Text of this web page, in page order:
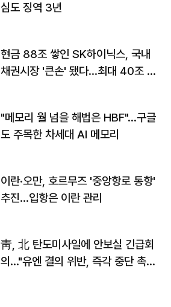
심도 징역 3년
현금 88조 쌓인 SK하이닉스, 국내
채권시장 '큰손' 됐다…최대 40조 투
"메모리 월 넘을 해법은 HBF"…구글
도 주목한 차세대 AI 메모리
이란·오만, 호르무즈 '중앙항로 통항'
추진…입항은 이란 관리
靑, 北 탄도미사일에 안보실 긴급회
의…"유엔 결의 위반, 즉각 중단 촉